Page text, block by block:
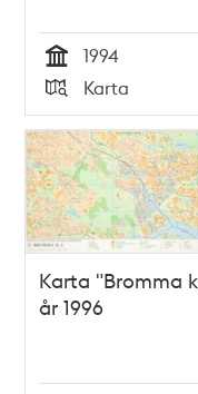
Tid
1994
Typ
Karta
Karta "Bromma
år 1996